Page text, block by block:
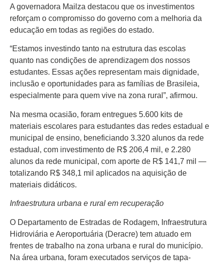
A governadora Mailza destacou que os investimentos
reforçam o compromisso do governo com a melhoria da
educação em todas as regiões do estado.
“Estamos investindo tanto na estrutura das escolas
quanto nas condições de aprendizagem dos nossos
estudantes. Essas ações representam mais dignidade,
inclusão e oportunidades para as famílias de Brasileia,
especialmente para quem vive na zona rural”, afirmou.
Na mesma ocasião, foram entregues 5.600 kits de
materiais escolares para estudantes das redes estadual e
municipal de ensino, beneficiando 3.320 alunos da rede
estadual, com investimento de R$ 206,4 mil, e 2.280
alunos da rede municipal, com aporte de R$ 141,7 mil —
totalizando R$ 348,1 mil aplicados na aquisição de
materiais didáticos.
Infraestrutura urbana e rural em recuperação
O Departamento de Estradas de Rodagem, Infraestrutura
Hidroviária e Aeroportuária (Deracre) tem atuado em
frentes de trabalho na zona urbana e rural do município.
Na área urbana, foram executados serviços de tapa-